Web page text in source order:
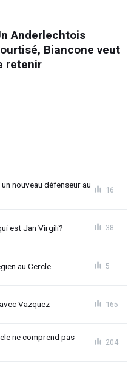
Anderlechtois
Biancone veut
retenir
nouveau défenseur au
16
est Jan Virgili? 38
au Cercle 5
Vazquez 165
ne comprend pas
204